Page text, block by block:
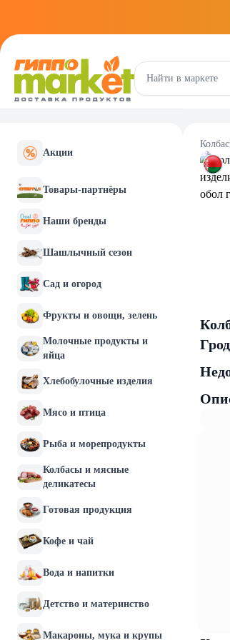
Акции
Товары-партнёры
Наши бренды
Шашлычный сезон
Сад и огород
Фрукты и овощи, зелень
Молочные продукты и
яйца
Хлебобулочные изделия
Мясо и птица
Рыба и морепродукты
Колбасы и мясные
деликатесы
Готовая продукция
Кофе и чай
Вода и напитки
Детство и материнство
Макароны, мука и крупы